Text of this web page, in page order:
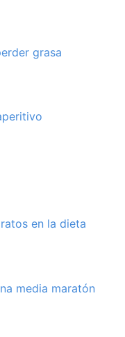
grasa
en la dieta
media maratón